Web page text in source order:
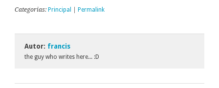
Categorias: Principal Permalink
Autor: francis
the guy who writes here... :D